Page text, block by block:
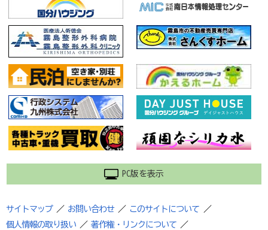
PC版を表示
サイトマップ ／ お問い合わせ ／ このサイトについて
／
個人情報の取り扱い ／ 著作権・リンクについて ／